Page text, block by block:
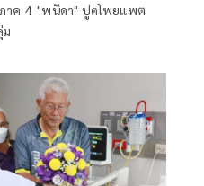
าค 4 "พนิดา" ปูดโพยแพต
ม